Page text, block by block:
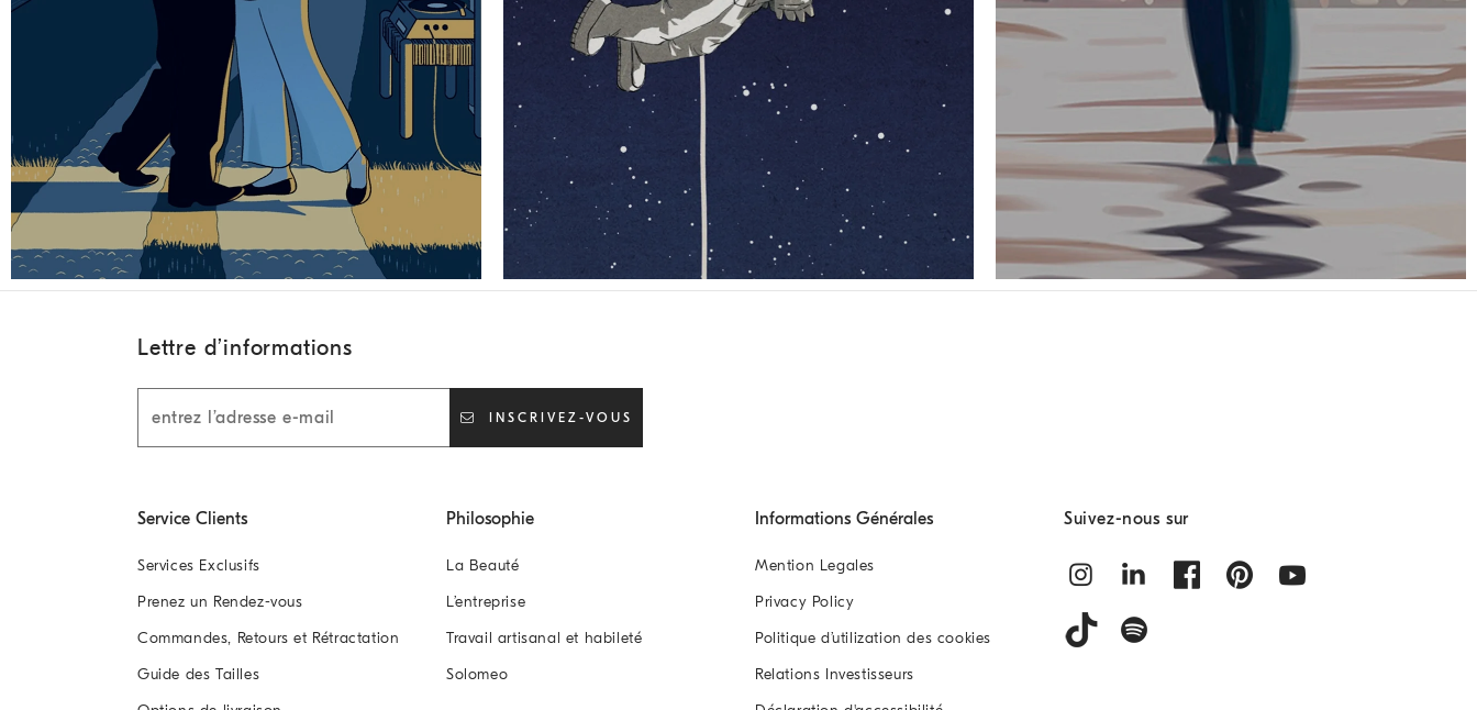
Lettre d’informations
INSCRIVEZ-VOUS
Service Clients
Services Exclusifs
Prenez un Rendez-vous
Commandes, Retours et Rétractation
Guide des Tailles
Philosophie
La Beauté
L’entreprise
Travail artisanal et habileté
Solomeo
Informations Générales
Mention Legales
Privacy Policy
Politique d’utilization des cookies
Relations Investisseurs
Suivez-nous sur